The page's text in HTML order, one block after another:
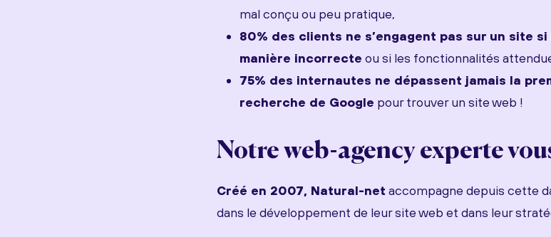
mal conçu ou peu pratique,
80% des clients ne s’engagent pas sur un site
manière incorrecte ou si les fonctionnalités
75% des internautes ne dépassent jamais la
recherche de Google pour trouver un site web !
Notre web-agency experte
Créé en 2007, Natural-net accompagne depuis cette
dans le développement de leur site web et dans leur